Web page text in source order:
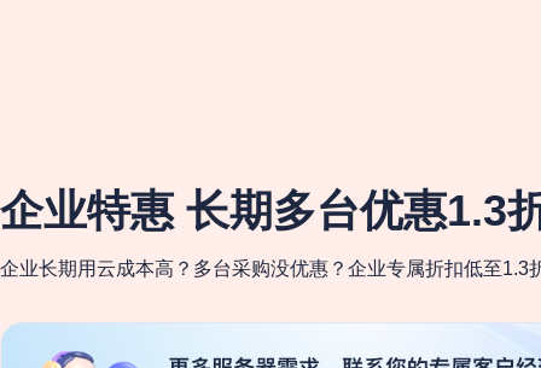
企业特惠 长期多台优惠1.3
企业长期用云成本高？多台采购没优惠？企业专属折扣低至1.3